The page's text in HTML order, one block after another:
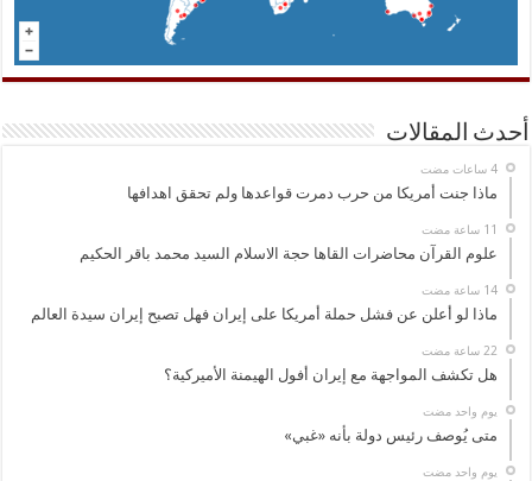
أحدث المقالات
‏4 ساعات مضت
ماذا جنت أمريكا من حرب دمرت قواعدها ولم تحقق اهدافها
علوم القرآن محاضرات القاها حجة الاسلام السيد محمد باقر الحكيم
‏14 ساعة مضت
ماذا لو أعلن عن فشل حملة أمريكا على إيران فهل تصبح إيران سيدة العالم
هل تكشف المواجهة مع إيران أفول الهيمنة الأميركية؟
‏يوم واحد مضت
متى يُوصف رئيس دولة بأنه «غبي»
‏يوم واحد مضت